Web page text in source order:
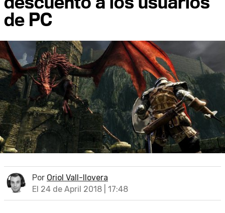
de PC
Por Oriol Vall-llovera
El 24 de April 2018 | 17:48